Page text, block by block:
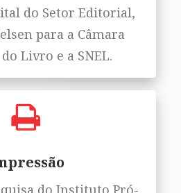
do Setor Editorial,
para a Câmara
Livro e a SNEL.
do Instituto Pró-